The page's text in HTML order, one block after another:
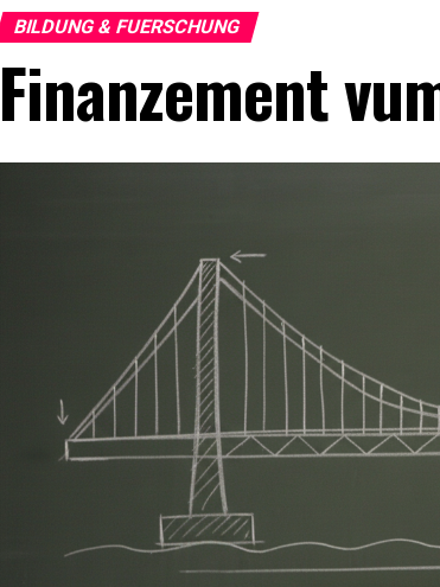
BILDUNG & FUERSCHUNG
Finanzement